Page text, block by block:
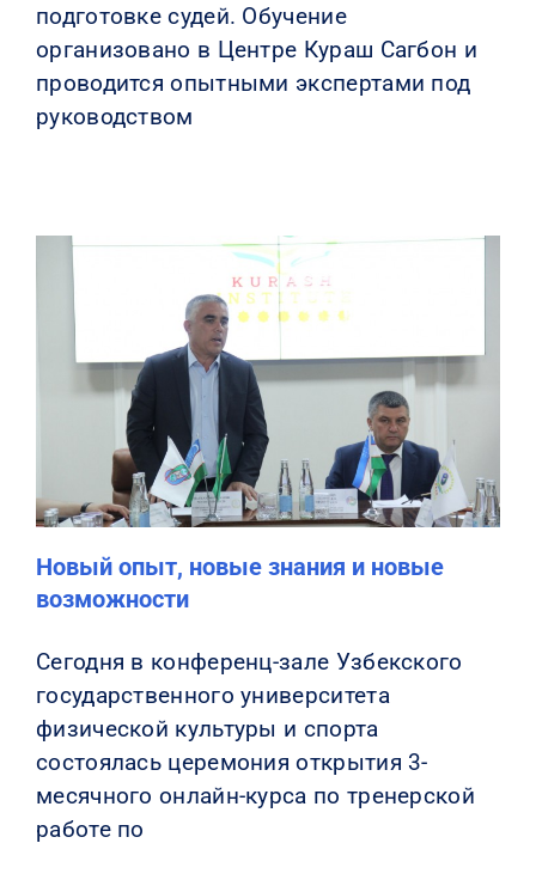
подготовке судей. Обучение
организовано в Центре Кураш Сагбон и
проводится опытными экспертами под
руководством
Новый опыт, новые знания и новые
возможности
Сегодня в конференц-зале Узбекского
государственного университета
физической культуры и спорта
состоялась церемония открытия 3-
месячного онлайн-курса по тренерской
работе по